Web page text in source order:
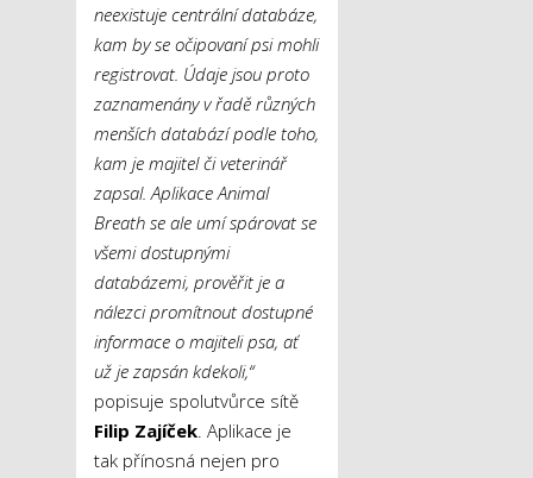
neexistuje centrální databáze,
kam by se očipovaní psi mohli
registrovat. Údaje jsou proto
zaznamenány v řadě různých
menších databází podle toho,
kam je majitel či veterinář
zapsal. Aplikace Animal
Breath se ale umí spárovat se
všemi dostupnými
databázemi, prověřit je a
nálezci promítnout dostupné
informace o majiteli psa, ať
už je zapsán kdekoli,“
popisuje spolutvůrce sítě
Filip Zajíček. Aplikace je
tak přínosná nejen pro